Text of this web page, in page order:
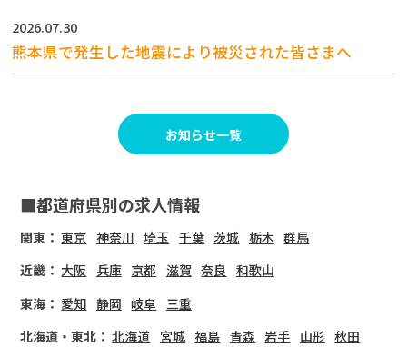
2026.07.30
熊本県で発生した地震により被災された皆さまへ
お知らせ一覧
■都道府県別の求人情報
関東： 東京 神奈川 埼玉 千葉 茨城 栃木 群馬
近畿： 大阪 兵庫 京都 滋賀 奈良 和歌山
東海： 愛知 静岡 岐阜
三重
北海道・東北： 北海道 宮城 福島 青森 岩手 山形 秋田